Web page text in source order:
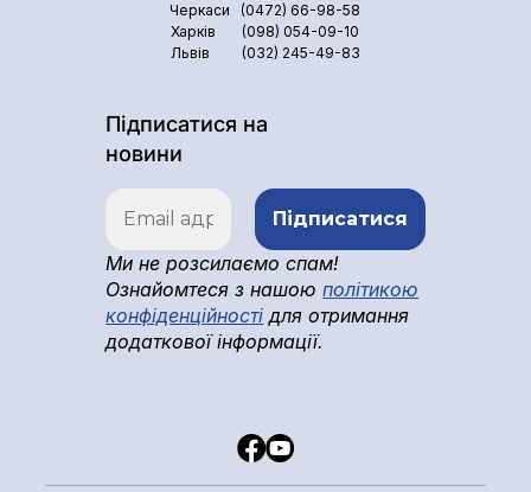
Черкаси
(0472) 66-98-58
Харків
(098) 054-09-10
Львів
(032) 245-49-83
Підписатися на
новини
Ми не розсилаємо спам!
Ознайомтеся з нашоюполітикою
конфіденційності для отримання
додаткової інформації.